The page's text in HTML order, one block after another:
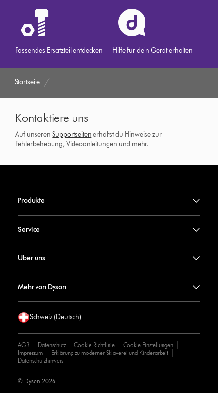
Passendes Ersatzteil entdecken Hilfe für dein Gerät erhalten
Startseite
Kontaktiere uns
Auf unserenSupportseiten erhältst du Hinweise zur
Fehlerbehebung, Videoanleitungen und mehr.
Produkte
Service
Über uns
Mehr von Dyson
Schweiz (Deutsch)
AGB Datenschutz Cookie-Richtlinie
Cookie Einstellungen
Impressum
Erklärung zu moderner Sklaverei und Kinderarbeit
Datenschutzhinweis
© Dyson 2026